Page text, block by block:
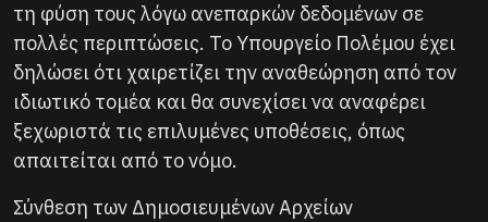
τη φύση τους λόγω ανεπαρκών δεδομένων σε
πολλές περιπτώσεις. Το Υπουργείο Πολέμου έχει
δηλώσει ότι χαιρετίζει την αναθεώρηση από τον
ιδιωτικό τομέα και θα συνεχίσει να αναφέρει
ξεχωριστά τις επιλυμένες υποθέσεις, όπως
απαιτείται από το νόμο.
Σύνθεση των Δημοσιευμένων Αρχείων